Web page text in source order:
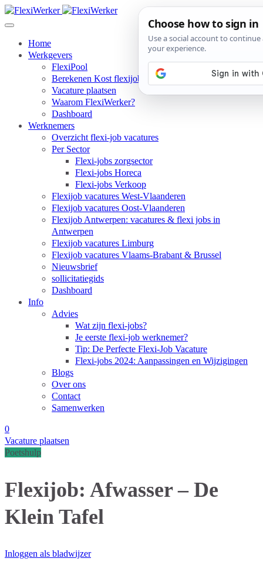
Home
Werkgevers
FlexiPool
Berekenen Kost flexijob werknemer
Vacature plaatsen
Waarom FlexiWerker?
Dashboard
Werknemers
Overzicht flexi-job vacatures
Per Sector
Flexi-jobs zorgsector
Flexi-jobs Horeca
Flexi-jobs Verkoop
Flexijob vacatures West-Vlaanderen
Flexijob vacatures Oost-Vlaanderen
Flexijob Antwerpen: vacatures & flexi jobs in
Antwerpen
Flexijob vacatures Limburg
Flexijob vacatures Vlaams-Brabant & Brussel
Nieuwsbrief
sollicitatiegids
Dashboard
Info
Advies
Wat zijn flexi-jobs?
Je eerste flexi-job werknemer?
Tip: De Perfecte Flexi-Job Vacature
Flexi-jobs 2024: Aanpassingen en Wijzigingen
Blogs
Over ons
Contact
Samenwerken
0
Vacature plaatsen
Poetshulp
Flexijob: Afwasser – De
Klein Tafel
Inloggen als bladwijzer